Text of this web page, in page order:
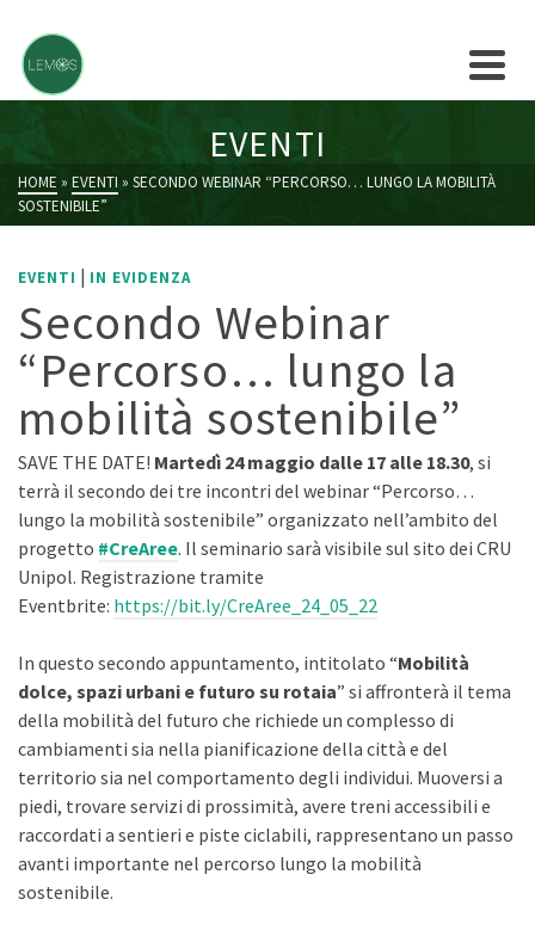
EVENTI
HOME » EVENTI » SECONDO WEBINAR “PERCORSO… LUNGO LA MOBILITÀ
SOSTENIBILE”
EVENTI | IN EVIDENZA
Secondo Webinar
“Percorso… lungo la
mobilità sostenibile”
SAVE THE DATE! Martedì 24 maggio dalle 17 alle 18.30, si
terrà il secondo dei tre incontri del webinar “Percorso…
lungo la mobilità sostenibile” organizzato nell’ambito del
progetto #CreAree. Il seminario sarà visibile sul sito dei CRU
Unipol. Registrazione tramite
Eventbrite: https://bit.ly/CreAree_24_05_22
In questo secondo appuntamento, intitolato “Mobilità
dolce, spazi urbani e futuro su rotaia” si affronterà il tema
della mobilità del futuro che richiede un complesso di
cambiamenti sia nella pianificazione della città e del
territorio sia nel comportamento degli individui. Muoversi a
piedi, trovare servizi di prossimità, avere treni accessibili e
raccordati a sentieri e piste ciclabili, rappresentano un passo
avanti importante nel percorso lungo la mobilità
sostenibile.